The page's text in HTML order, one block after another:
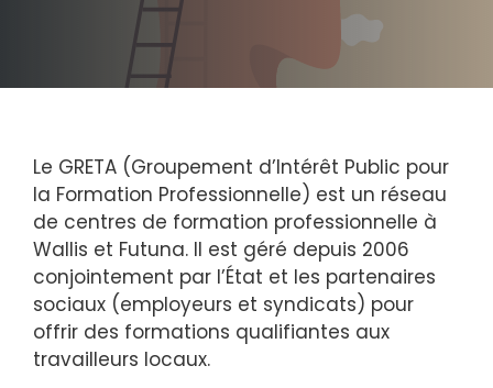
Le GRETA (Groupement d’Intérêt Public pour
la Formation Professionnelle) est un réseau
de centres de formation professionnelle à
Wallis et Futuna. Il est géré depuis 2006
conjointement par l’État et les partenaires
sociaux (employeurs et syndicats) pour
offrir des formations qualifiantes aux
travailleurs locaux.